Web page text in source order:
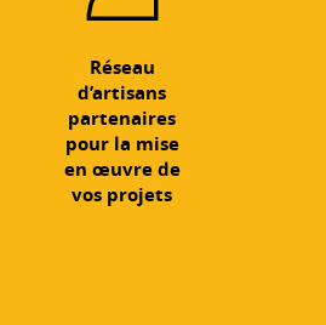
Réseau
d’artisans
partenaires
pour la mise
en œuvre de
vos projets